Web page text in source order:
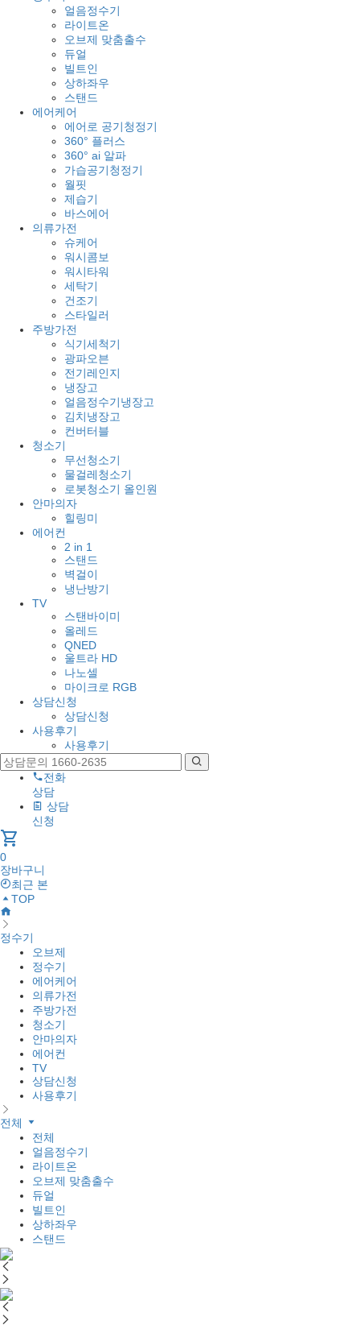
얼음정수기
라이트온
오브제 맞춤출수
듀얼
빌트인
상하좌우
스탠드
에어케어
에어로 공기청정기
360° 플러스
360° ai 알파
가습공기청정기
월핏
제습기
바스에어
의류가전
슈케어
워시콤보
워시타워
세탁기
건조기
스타일러
주방가전
식기세척기
광파오븐
전기레인지
냉장고
얼음정수기냉장고
김치냉장고
컨버터블
청소기
무선청소기
물걸레청소기
로봇청소기 올인원
안마의자
힐링미
에어컨
2 in 1
스탠드
벽걸이
냉난방기
TV
스탠바이미
올레드
QNED
울트라 HD
나노셀
마이크로 RGB
상담신청
상담신청
사용후기
사용후기
전화
상담
상담
신청
shopping_cart
0
장바구니
최근 본
TOP
정수기
오브제
정수기
에어케어
의류가전
주방가전
청소기
안마의자
에어컨
TV
상담신청
사용후기
전체
전체
얼음정수기
라이트온
오브제 맞춤출수
듀얼
빌트인
상하좌우
스탠드